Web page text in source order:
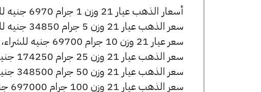
أسعار الذهب عيار 21 وزن 1 جرام 6970 جنيه للشراء، وللبيع 7010 جنيه.
سعر الذهب عيار 21 وزن 5 جرام 34850 جنيه للشراء، وللبيع 35050 جنيه.
سعر عيار 21 وزن 10 جرام 69700 جنيه للشراء، وللبيع 70100 جنيه.
سعر الذهب عيار 21 وزن 25 جرام 174250 جنيه للشراء، وللبيع 175250 جنيه.
سعر الذهب عيار 21 وزن 50 جرام 348500 جنيه للشراء، وللبيع 350500 جنيه.
سعر الذهب عيار 21 وزن 100 جرام 697000 جنيه للشراء، وللبيع 701000 جنيه.